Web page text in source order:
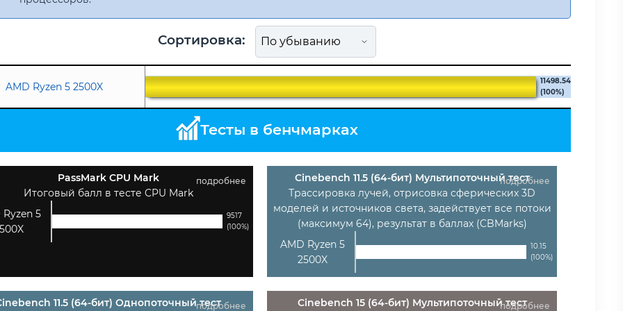
Сортировка:
AMD Ryzen 5 2500X
11498.54
(100%)
Тесты в бенчмарках
подробнее
PassMark CPU Mark
Итоговый балл в тесте CPU Mark
Ryzen 5
9517
(100%)
подробнее
Cinebench 11.5 (64-бит) Мультипоточный тест
Трассировка лучей, отрисовка сферических 3D
моделей и источников света, задействует все потоки
(максимум 64), результат в баллах (CBMarks)
AMD Ryzen 5
2500X
10.15
(100%)
подробнее
11.5 (64-бит) Однопоточный тест подробнее
Cinebench 15 (64-бит) Мультипоточный тест